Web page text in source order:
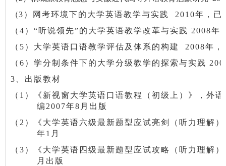
（3 ）网考环境下的大学英语教学与实践 2010年 ，已
（ 4 ）“听说领先”的大学英语教学改革与实践 2008年
（ 5 ）大学英语口语教学评估及体系的构建 2008年
（ 6 ）学分制条件下的大学分级教学的探索与实践
3 、出版教材
（ 1 ）《新视窗大学英语口语教程（初级上）》，外
编2007年8 月出版
（ 2 ）《大学英语六级最新题型应试亮剑（听力理解
年1 月
（ 3 ）《大学英语四级最新题型应试攻略（听力理解
月出版